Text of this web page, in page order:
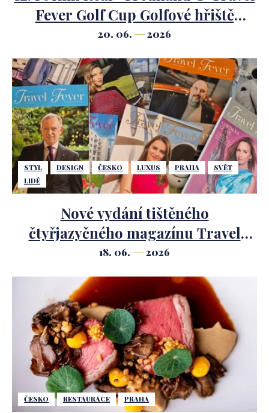
Fever Golf Cup Golfové hřiště
Mariánské Lázně.
20. 06. 2026
STYL DESIGN ČESKO LUXUS PRAHA
SVĚT
LIDÉ
Nové vydání tištěného
čtyřjazyčného magazínu Travel
Fever.
18. 06. 2026
ČESKO RESTAURACE PRAHA